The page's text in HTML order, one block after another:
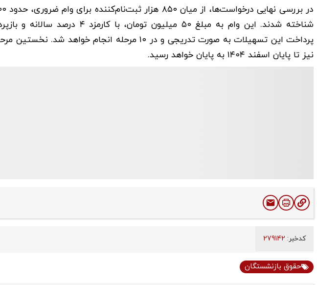
پرداخت این تسهیلات به صورت تدریجی و در ۱۰ مرحله
نیز تا پایان اسفند ۱۴۰۴ به پایان خواهد رسید.
کدخبر:
حقوق بازنشستگان